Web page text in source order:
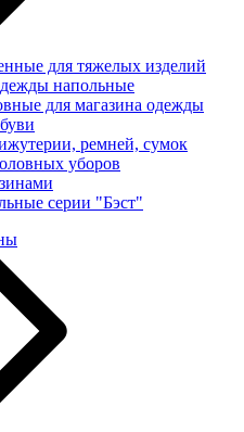
для тяжелых изделий
напольные
для магазина одежды
ремней, сумок
уборов
серии "Бэст"